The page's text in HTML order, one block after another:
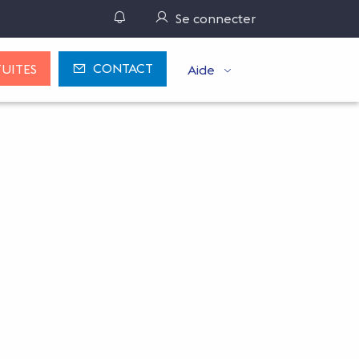
Gérer ses notifications
Se connecter
CONTACT Aide